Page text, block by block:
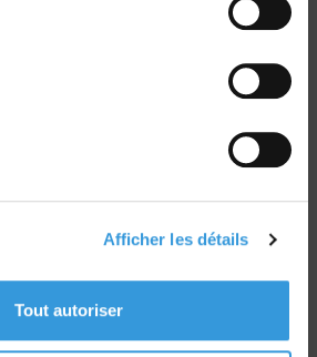
Afficher les détails
Tout autoriser